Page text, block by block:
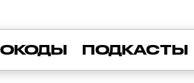
ПОДКАСТЫ